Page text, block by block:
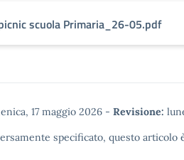
scuola Primaria_26-05.pdf
17 maggio 2026 - Revisione:
specificato, questo articolo